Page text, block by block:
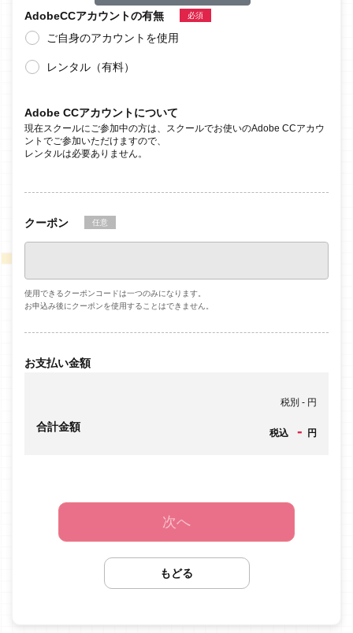
AdobeCCアカウントの有無 必須
ご自身のアカウントを使用
レンタル（有料）
Adobe CCアカウントについて
現在スクールにご参加中の方は、スクールでお使いのAdobe CCアカウ
ントでご参加いただけますので、
レンタルは必要ありません。
クーポン 任意
使用できるクーポンコードは一つのみになります。
お申込み後にクーポンを使用することはできません。
お支払い金額
税別 - 円
合計金額 税込 - 円
次へ
もどる